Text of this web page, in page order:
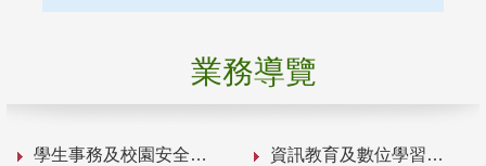
業務導覽
學生事務及校園安全 資訊教育及數位學習